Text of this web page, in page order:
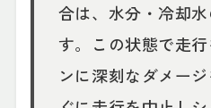
合は、水分・冷却
す。この状態で走
ンに深刻なダメー